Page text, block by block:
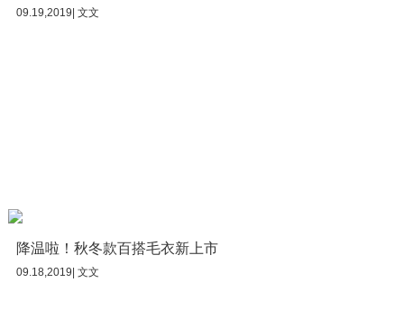
09.19,2019| 文文
降温啦！秋冬款百搭毛衣新上市
09.18,2019| 文文